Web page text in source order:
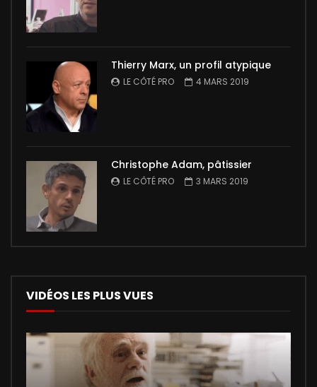
Thierry Marx, un profil atypique
LE CÔTÉ PRO 4 MARS 2019
Christophe Adam, pâtissier
LE CÔTÉ PRO 3 MARS 2019
VIDÉOS LES PLUS VUES